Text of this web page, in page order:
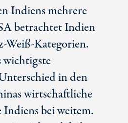
Indiens mehrere
betrachtet Indien
Weiß-Kategorien.
wichtigste
in den
wirtschaftliche
bei weitem.